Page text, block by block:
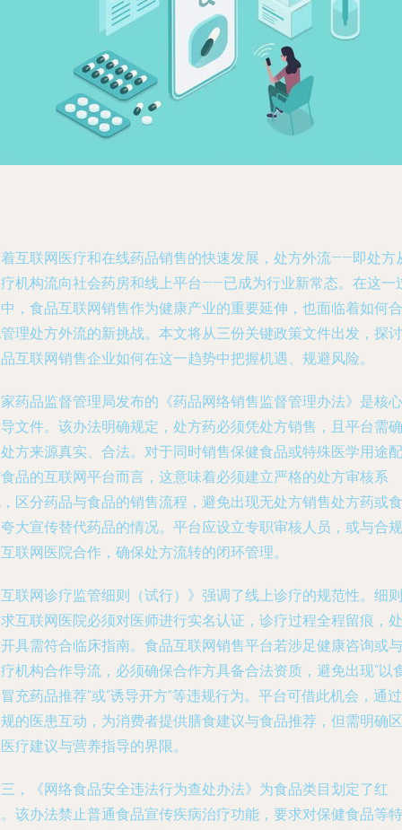
互联网医疗和在线药品销售的快速发展，处方外流——即处方
机构流向社会药房和线上平台——已成为行业新常态。在这一
，食品互联网销售作为健康产业的重要延伸，也面临着如何合
理处方外流的新挑战。本文将从三份关键政策文件出发，探讨
互联网销售企业如何在这一趋势中把握机遇、规避风险。
药品监督管理局发布的《药品网络销售监督管理办法》是核心
文件。该办法明确规定，处方药必须凭处方销售，且平台需确
方来源真实、合法。对于同时销售保健食品或特殊医学用途配
品的互联网平台而言，这意味着必须建立严格的处方审核系
区分药品与食品的销售流程，避免出现无处方销售处方药或食
大宣传替代药品的情况。平台应设立专职审核人员，或与合规
联网医院合作，确保处方流转的闭环管理。
联网诊疗监管细则（试行）》强调了线上诊疗的规范性。细则
互联网医院必须对医师进行实名认证，诊疗过程全程留痕，处
具需符合临床指南。食品互联网销售平台若涉足健康咨询或与
机构合作导流，必须确保合作方具备合法资质，避免出现“以
充药品推荐”或“诱导开方”等违规行为。平台可借此机会，通过
的医患互动，为消费者提供膳食建议与食品推荐，但需明确区
疗建议与营养指导的界限。
，《网络食品安全违法行为查处办法》为食品类目划定了红
该办法禁止普通食品宣传疾病治疗功能，要求对保健食品等特